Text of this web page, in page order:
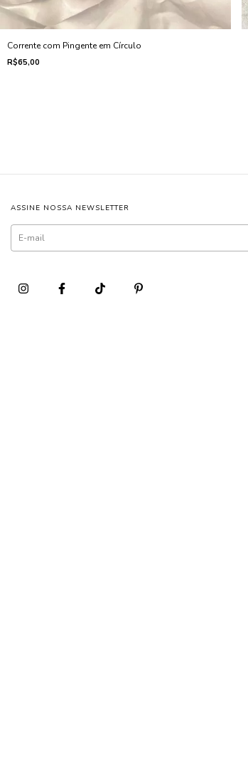
Corrente com Pingente em Círculo
R$65,00
ASSINE NOSSA NEWSLETTER